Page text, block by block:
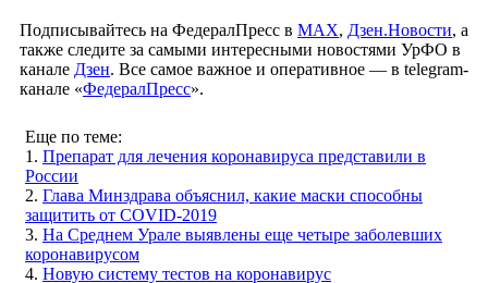
Подписывайтесь на ФедералПресс в МАХ, Дзен.Новости, а
также следите за самыми интересными новостями УрФО в
канале Дзен. Все самое важное и оперативное — в telegram-
канале «ФедералПресс».
Еще по теме:
1. Препарат для лечения коронавируса представили в
России
2. Глава Минздрава объяснил, какие маски способны
защитить от COVID-2019
3. На Среднем Урале выявлены еще четыре заболевших
коронавирусом
4. Новую систему тестов на коронавирус